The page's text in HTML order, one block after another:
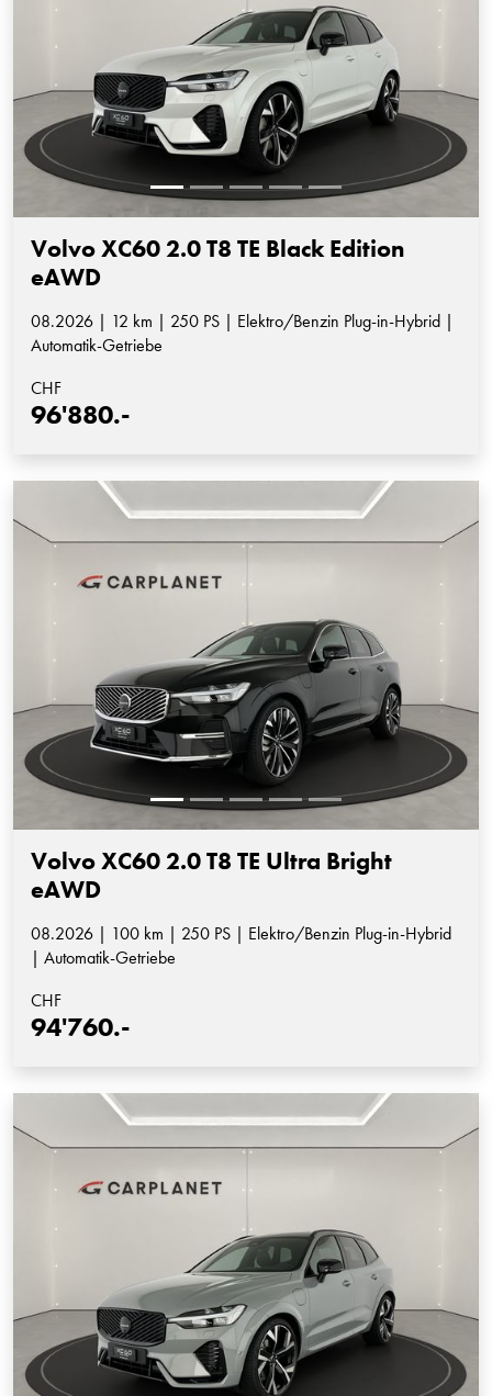
Volvo XC60 2.0 T8 TE Black Edition
eAWD
08.2026 | 12 km | 250 PS | Elektro/Benzin Plug-in-Hybrid |
Automatik-Getriebe
CHF
96'880.-
Volvo XC60 2.0 T8 TE Ultra Bright
eAWD
08.2026 | 100 km | 250 PS | Elektro/Benzin Plug-in-Hybrid
| Automatik-Getriebe
CHF
94'760.-